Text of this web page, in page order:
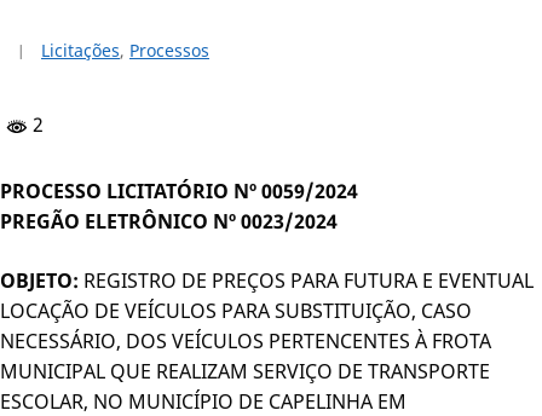
Licitações, Processos
2
PROCESSO LICITATÓRIO Nº 0059/2024
PREGÃO ELETRÔNICO Nº 0023/2024
OBJETO: REGISTRO DE PREÇOS PARA FUTURA E EVENTUAL
LOCAÇÃO DE VEÍCULOS PARA SUBSTITUIÇÃO, CASO
NECESSÁRIO, DOS VEÍCULOS PERTENCENTES À FROTA
MUNICIPAL QUE REALIZAM SERVIÇO DE TRANSPORTE
ESCOLAR, NO MUNICÍPIO DE CAPELINHA EM